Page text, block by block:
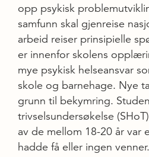
opp psykisk
samfunn skal gjenreise
arbeid reiser prinsipielle
er innenfor skolens
mye psykisk helseansvar
skole og barnehage. Nye
grunn til bekymring.
trivselsundersøkelse
av de mellom 18-20 år var
hadde få eller ingen